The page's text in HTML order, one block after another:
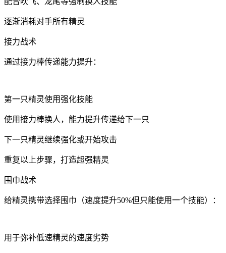
逐渐消耗对手所有精灵
接力战术
通过接力棒传递能力提升：
第一只精灵使用强化技能
使用接力棒换人，能力提升传递给下一只
下一只精灵继续强化或开始攻击
重复以上步骤，打造超强精灵
围巾战术
给精灵携带选择围巾（速度提升50%但只能使用一个技能）：
用于弥补低速精灵的速度劣势